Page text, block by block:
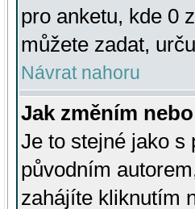
pro anketu, kde 0
můžete zadat,
Návrat nahoru
Jak změním
Je to stejné jako s
původním
zahájíte kliknutím